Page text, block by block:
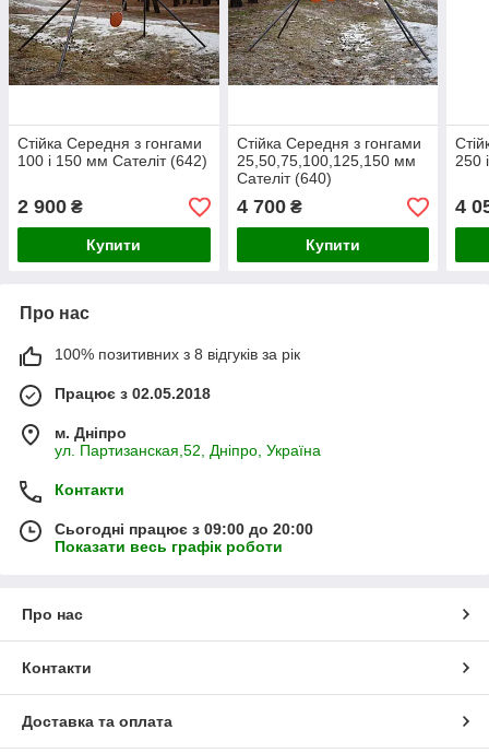
Стійка Середня з гонгами
100 і 150 мм Сателіт (642)
2 900 ₴
Купити
Стійка Середня з гонгами
25,50,75,100,125,150 мм
Сателіт (640)
4 700₴
Купити
250
4
Про нас
100% позитивних з 8 відгуків за рік
Працює з 02.05.2018
м. Дніпро
ул. Партизанская,52, Дніпро, Україна
Контакти
Сьогодні працює з 09:00 до 20:00
Показати весь графік роботи
Про нас
Контакти
Доставка та оплата